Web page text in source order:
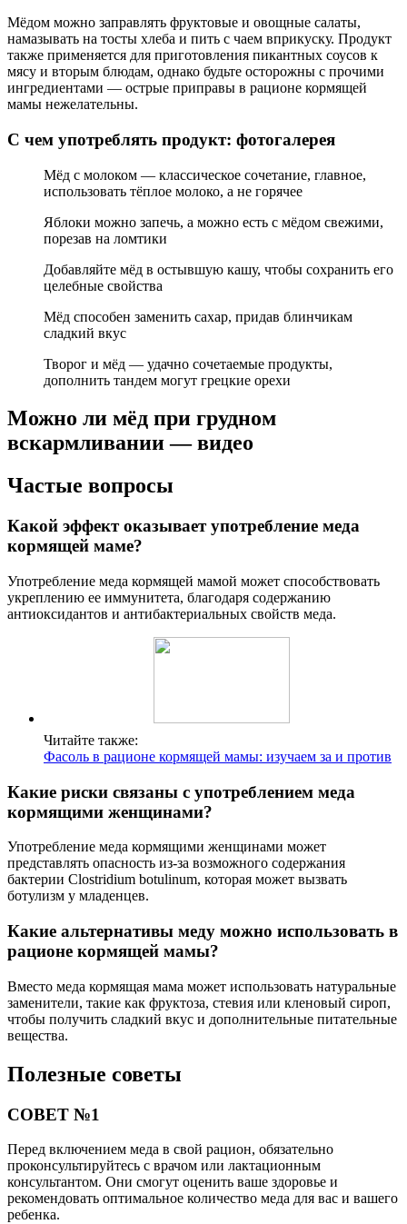
Мёдом можно заправлять фруктовые и овощные салаты,
намазывать на тосты хлеба и пить с чаем вприкуску. Продукт
также применяется для приготовления пикантных соусов к
мясу и вторым блюдам, однако будьте осторожны с прочими
ингредиентами — острые приправы в рационе кормящей
мамы нежелательны.
С чем употреблять продукт: фотогалерея
Мёд с молоком — классическое сочетание, главное,
использовать тёплое молоко, а не горячее
Яблоки можно запечь, а можно есть с мёдом свежими,
порезав на ломтики
Добавляйте мёд в остывшую кашу, чтобы сохранить его
целебные свойства
Мёд способен заменить сахар, придав блинчикам
сладкий вкус
Творог и мёд — удачно сочетаемые продукты,
дополнить тандем могут грецкие орехи
Можно ли мёд при грудном
вскармливании — видео
Частые вопросы
Какой эффект оказывает употребление меда
кормящей маме?
Употребление меда кормящей мамой может способствовать
укреплению ее иммунитета, благодаря содержанию
антиоксидантов и антибактериальных свойств меда.
Читайте также:
Фасоль в рационе кормящей мамы: изучаем за и против
Какие риски связаны с употреблением меда
кормящими женщинами?
Употребление меда кормящими женщинами может
представлять опасность из-за возможного содержания
бактерии Clostridium botulinum, которая может вызвать
ботулизм у младенцев.
Какие альтернативы меду можно использовать в
рационе кормящей мамы?
Вместо меда кормящая мама может использовать натуральные
заменители, такие как фруктоза, стевия или кленовый сироп,
чтобы получить сладкий вкус и дополнительные питательные
вещества.
Полезные советы
СОВЕТ №1
Перед включением меда в свой рацион, обязательно
проконсультируйтесь с врачом или лактационным
консультантом. Они смогут оценить ваше здоровье и
рекомендовать оптимальное количество меда для вас и вашего
ребенка.